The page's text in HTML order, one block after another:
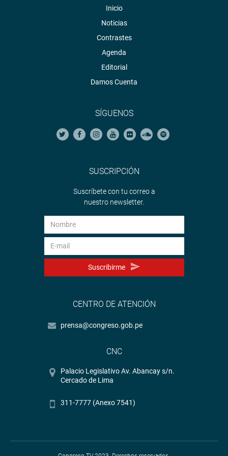
Inicio
Noticias
Contrastes
Agenda
Editorial
Damos Cuenta
SÍGUENOS
SUSCRIPCIÓN
Suscríbete con tu correo a
nuestro newsletter.
Suscribirme
CENTRO DE ATENCIÓN
prensa@congreso.gob.pe
CNC
Palacio Legislativo Av. Abancay s/n.
Cercado de Lima
311-7777 (Anexo 7541)